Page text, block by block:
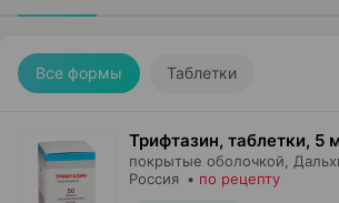
Все формы Таблетки
Трифтазин, таблетки, 5
покрытые оболочкой,
Россия • по рецепту